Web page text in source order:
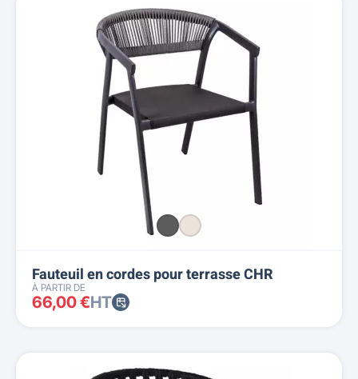
Fauteuil en cordes pour terrasse CHR
À PARTIR DE
66,00 €HT